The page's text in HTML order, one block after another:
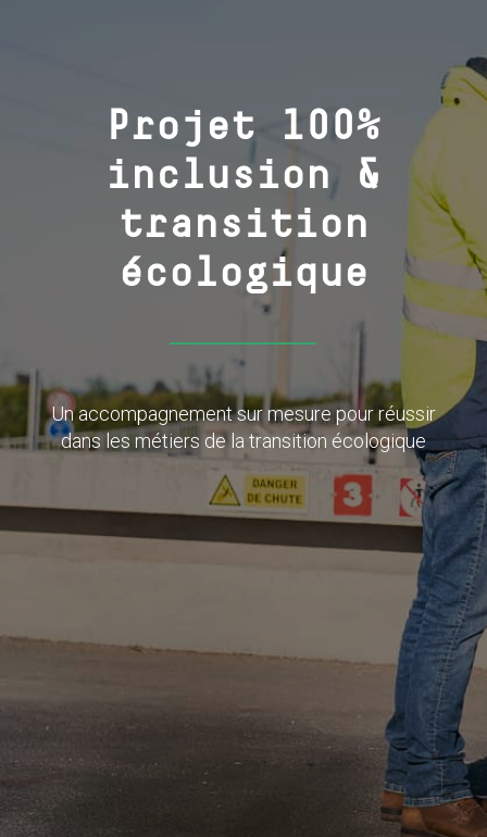
Projet 100%
inclusion &
transition
écologique
Un accompagnement sur mesure pour réussir
dans les métiers de la transition écologique